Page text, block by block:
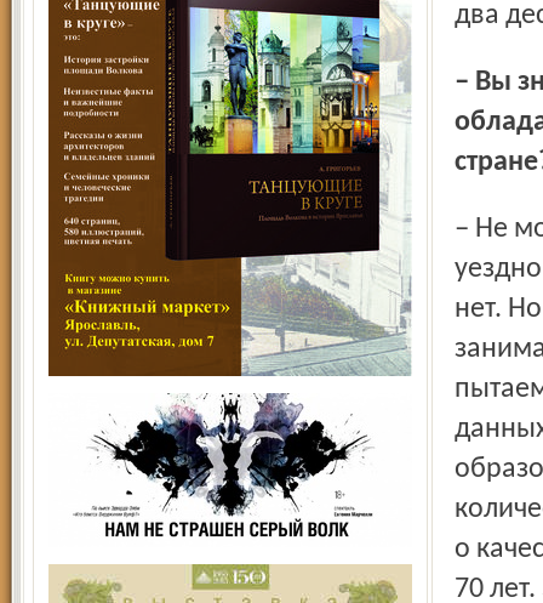
два
– Вы знаете, что нужно делать, или по крайней мере
– Не могу сказать, что я – тот человек, который, сидя в
нет.
о
70